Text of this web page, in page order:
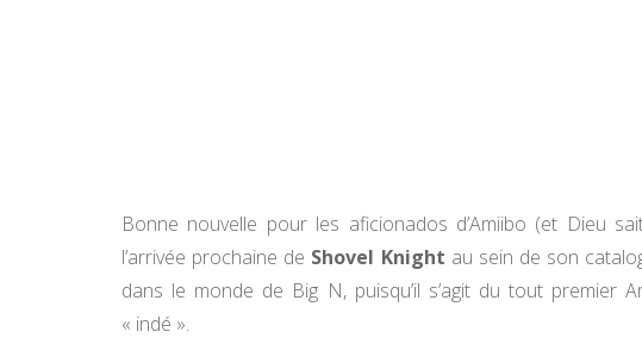
Bonne nouvelle pour les aficionados d’Amiibo (et Dieu
l’arrivée prochaine de Shovel Knight au sein de son
dans le monde de Big N, puisqu’il s’agit du tout premier
« indé ».